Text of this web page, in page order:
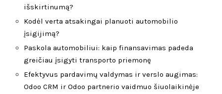
išskirtinumą?
Kodėl verta atsakingai planuoti automobilio
įsigijimą?
Paskola automobiliui: kaip finansavimas padeda
greičiau įsigyti transporto priemonę
Efektyvus pardavimų valdymas ir verslo augimas:
Odoo CRM ir Odoo partnerio vaidmuo šiuolaikinėje